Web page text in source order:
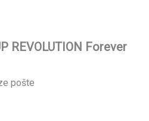
REVOLUTION Forever
pošte